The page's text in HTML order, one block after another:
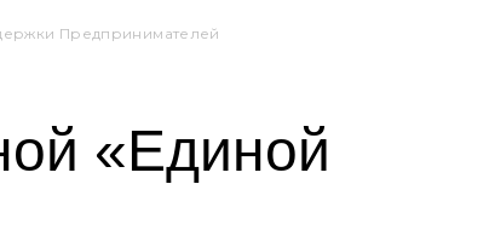
Предпринимателей
«Единой